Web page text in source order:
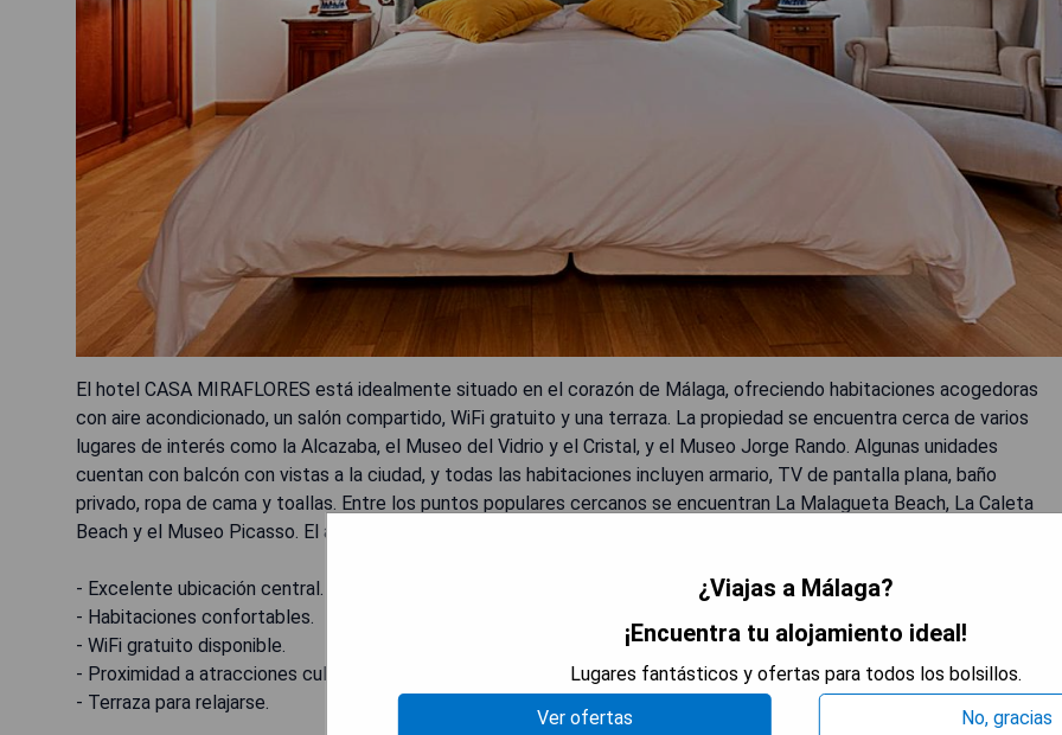
El hotel CASA MIRAFLORES está idealmente situado en el corazón de Málaga, ofreciendo habitaciones acogedoras
con aire acondicionado, un salón compartido, WiFi gratuito y una terraza. La propiedad se encuentra cerca de varios
lugares de interés como la Alcazaba, el Museo del Vidrio y el Cristal, y el Museo Jorge Rando. Algunas unidades
cuentan con balcón con vistas a la ciudad, y todas las habitaciones incluyen armario, TV de pantalla plana, baño
privado, ropa de cama y toallas. Entre los puntos populares cercanos se encuentran La Malagueta Beach, La Caleta
Beach y el Museo Picasso. El aeropuerto más cercano es el Aeropuerto de Málaga, ubicado a 11 km del alojamiento.
- Excelente ubicación central.
- Habitaciones confortables.
- WiFi gratuito disponible.
- Proximidad a atracciones culturales.
- Terraza para relajarse.
¿Viajas a Málaga?
¡Encuentra tu alojamiento ideal!
Lugares fantásticos y ofertas para todos los bolsillos.
Ver ofertas
No, gracias